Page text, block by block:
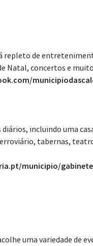
repleto de
Natal, concertos e
incluindo uma
tabernas,
municipio/
uma variedade de